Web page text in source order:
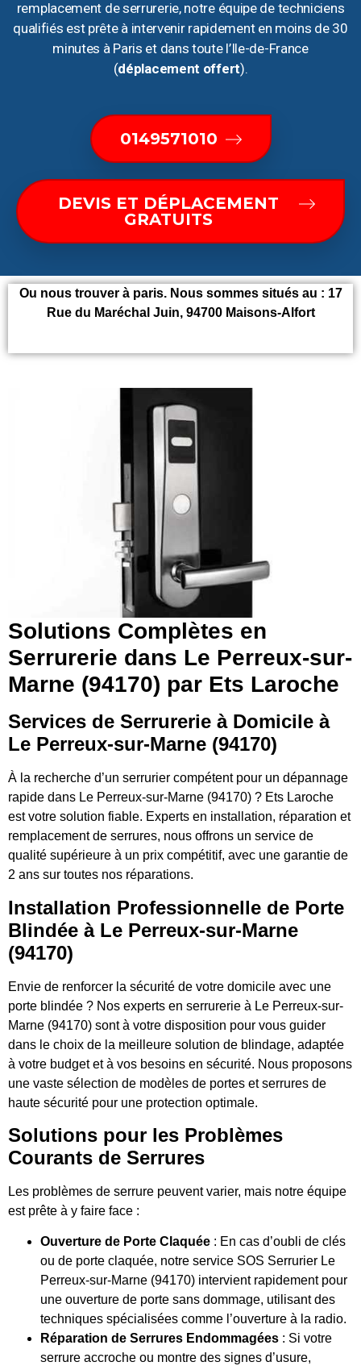
remplacement de serrurerie, notre équipe de techniciens
qualifiés est prête à intervenir rapidement en moins de 30
minutes à Paris et dans toute l’Ile-de-France
(déplacement offert).
0149571010
DEVIS ET DÉPLACEMENT
GRATUITS
Ou nous trouver à paris. Nous sommes situés au : 17
Rue du Maréchal Juin, 94700 Maisons-Alfort
Solutions Complètes en
Serrurerie dans Le Perreux-sur-
Marne (94170) par Ets Laroche
Services de Serrurerie à Domicile à
Le Perreux-sur-Marne (94170)
À la recherche d’un serrurier compétent pour un dépannage
rapide dans Le Perreux-sur-Marne (94170) ? Ets Laroche
est votre solution fiable. Experts en installation, réparation et
remplacement de serrures, nous offrons un service de
qualité supérieure à un prix compétitif, avec une garantie de
2 ans sur toutes nos réparations.
Installation Professionnelle de Porte
Blindée à Le Perreux-sur-Marne
(94170)
Envie de renforcer la sécurité de votre domicile avec une
porte blindée ? Nos experts en serrurerie à Le Perreux-sur-
Marne (94170) sont à votre disposition pour vous guider
dans le choix de la meilleure solution de blindage, adaptée
à votre budget et à vos besoins en sécurité. Nous proposons
une vaste sélection de modèles de portes et serrures de
haute sécurité pour une protection optimale.
Solutions pour les Problèmes
Courants de Serrures
Les problèmes de serrure peuvent varier, mais notre équipe
est prête à y faire face :
Ouverture de Porte Claquée : En cas d’oubli de clés
ou de porte claquée, notre service SOS Serrurier Le
Perreux-sur-Marne (94170) intervient rapidement pour
une ouverture de porte sans dommage, utilisant des
techniques spécialisées comme l’ouverture à la radio.
Réparation de Serrures Endommagées : Si votre
serrure accroche ou montre des signes d’usure,